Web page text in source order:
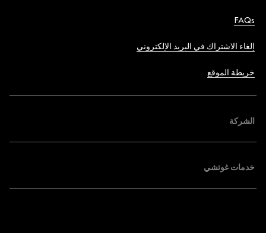
FAQs
إلغاء الاشتراك في البريد الإلكتروني
خريطة الموقع
الشركة
خدمات غوتشي